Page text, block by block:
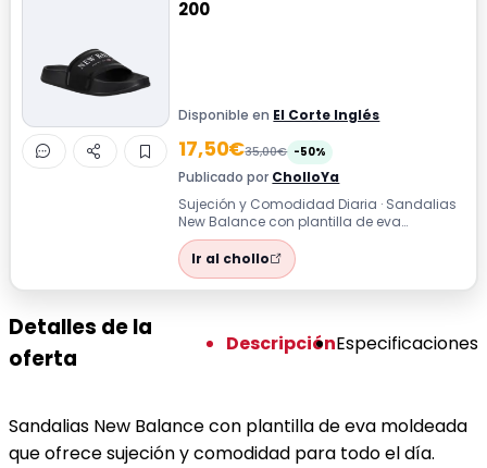
200
Disponible en El Corte Inglés
17,50€35,00€ -50%
Publicado por CholloYa
Sujeción y Comodidad Diaria · Sandalias
New Balance con plantilla de eva
moldeada que ofrece sujeción y
comodidad par...
Ir al chollo
Detalles de la
oferta
DescripciónEspecificaciones
Sandalias New Balance con plantilla de eva moldeada
que ofrece sujeción y comodidad para todo el día.